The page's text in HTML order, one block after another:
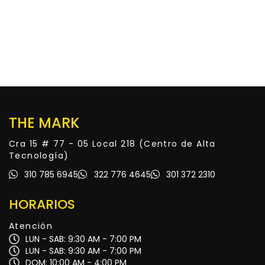
THE MARK
Cra 15 # 77 - 05 Local 218 (Centro de Alta
Tecnología)
310 785 6945
322 776 4645 301 372 2310
HORARIOS
Atención
LUN - SAB: 9:30 AM - 7:00 PM
LUN - SAB: 9:30 AM - 7:00 PM
DOM: 10:00 AM - 4:00 PM